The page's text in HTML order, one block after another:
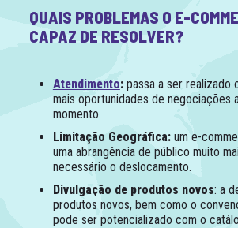
QUAIS PROBLEMAS O E-
CAPAZ DE RESOLVER?
Atendimento:passa a ser realizado
mais oportunidades de negociações
momento.
Limitação Geográfica:um e-
uma abrangência de público muito
necessário o deslocamento.
Divulgação de produtos novos: a
produtos novos, bem como o
pode ser potencializado com o